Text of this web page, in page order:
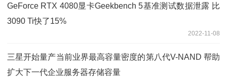
GeForce RTX 4080显卡Geekbench 5基准测试数据泄露 比
3090 Ti快了15%
2022-11-08
三星开始量产当前业界最高容量密度的第八代V-NAND 帮助
扩大下一代企业服务器存储容量